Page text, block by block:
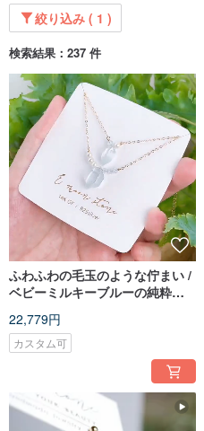
絞り込み ( 1 )
検索結果：237 件
ふわふわの毛玉のような佇まい /
ベビーミルキーブルーの純粋な
ルクォーツのダブルポイントネ
ックレス
22,779円
カスタム可